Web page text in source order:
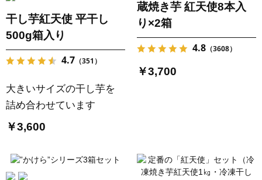
干し芋紅天使 平干し
500g箱入り
4.7 （351）
大きいサイズの干し芋を
詰め合わせています
￥3,600
蔵焼き芋 紅天使8本入
り×2箱
4.8 （3608）
￥3,700